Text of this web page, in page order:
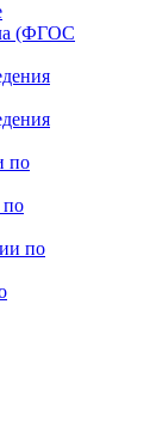
(ФГОС
по
по
по